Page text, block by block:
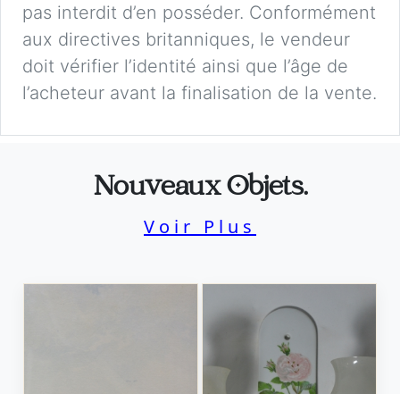
pas interdit d’en posséder. Conformément
aux directives britanniques, le vendeur
doit vérifier l’identité ainsi que l’âge de
l’acheteur avant la finalisation de la vente.
Nouveaux Objets.
Voir Plus